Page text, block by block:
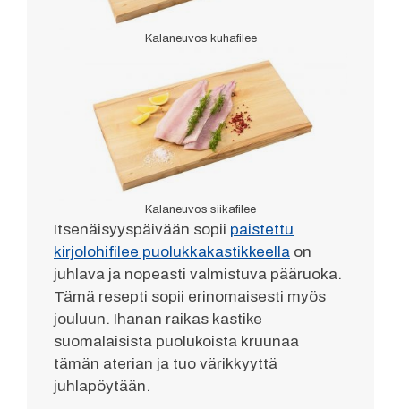
Kalaneuvos kuhafilee
Kalaneuvos siikafilee
Itsenäisyyspäivään sopii paistettu
kirjolohifilee puolukkakastikkeella on
juhlava ja nopeasti valmistuva pääruoka.
Tämä resepti sopii erinomaisesti myös
jouluun. Ihanan raikas kastike
suomalaisista puolukoista kruunaa
tämän aterian ja tuo värikkyyttä
juhlapöytään.